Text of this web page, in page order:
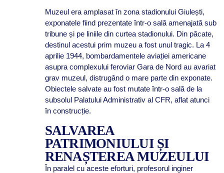
Muzeul era amplasat în zona stadionului Giulești,
exponatele fiind prezentate într-o sală amenajată sub
tribune și pe liniile din curtea stadionului. Din păcate,
destinul acestui prim muzeu a fost unul tragic. La 4
aprilie 1944, bombardamentele aviației americane
asupra complexului feroviar Gara de Nord au avariat
grav muzeul, distrugând o mare parte din exponate.
Obiectele salvate au fost mutate într-o sală de la
subsolul Palatului Administrativ al CFR, aflat atunci
în construcție.
SALVAREA
PATRIMONIULUI ȘI
RENAȘTEREA MUZEULUI
În paralel cu aceste eforturi, profesorul inginer